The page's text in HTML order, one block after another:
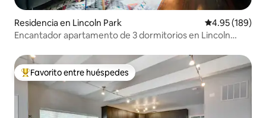
Residencia en Lincoln Park Calificación
4.95 (189)
Encantador apartamento de 3 dormitorios en Lincoln
De los mejores en Favorito entre huéspedes
Favorito entre huéspedes